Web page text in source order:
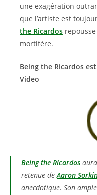
une exagération
que l’artiste est
the Ricardos
mortifère.
Being the Ricardos
Video
Being the Ricardos
retenue deAaron Sorkin
anecdotique. Son